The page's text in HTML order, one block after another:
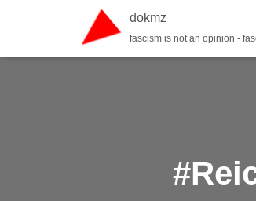
dokmz
fascism is not an opinion -